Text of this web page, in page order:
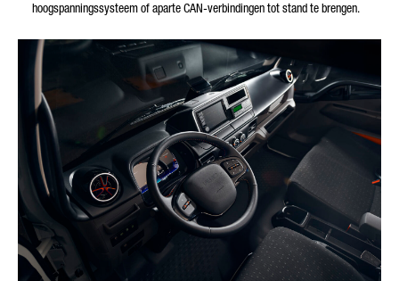
hoogspanningssysteem of aparte CAN-verbindingen tot stand te brengen.